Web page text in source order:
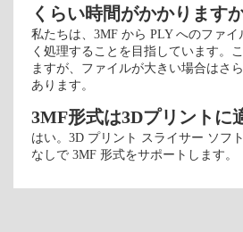
くらい時間がかかります
私たちは、3MF から PLY へのファ
く処理することを目指しています。
ますが、ファイルが大きい場合はさ
あります。
3MF形式は3Dプリントに
はい。3D プリント スライサー ソフ
なしで 3MF 形式をサポートします。